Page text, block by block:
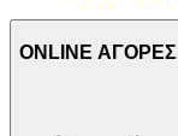
ONLINE ΑΓΟΡΕΣ